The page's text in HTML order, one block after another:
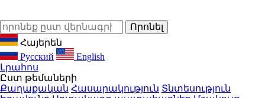
Հայերեն
Русский
English
Լրահոս
Ըստ թեմաների
Քաղաքական Հասարակություն Տնտեսություն